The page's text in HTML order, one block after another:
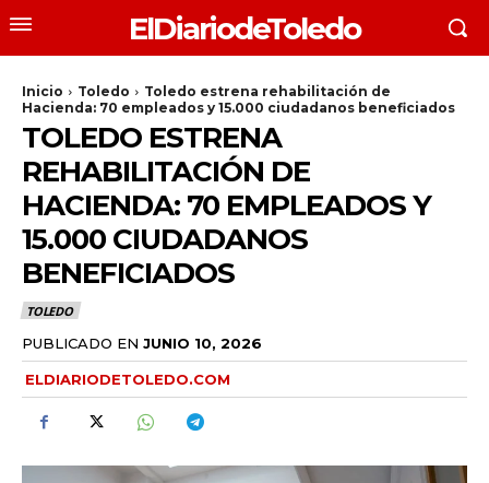
ElDiariodeToledo
Inicio Toledo
Toledo estrena rehabilitación de
Hacienda: 70 empleados y 15.000 ciudadanos beneficiados
TOLEDO ESTRENA
REHABILITACIÓN DE
HACIENDA: 70 EMPLEADOS Y
15.000 CIUDADANOS
BENEFICIADOS
TOLEDO
PUBLICADO EN JUNIO 10, 2026
ELDIARIODETOLEDO.COM